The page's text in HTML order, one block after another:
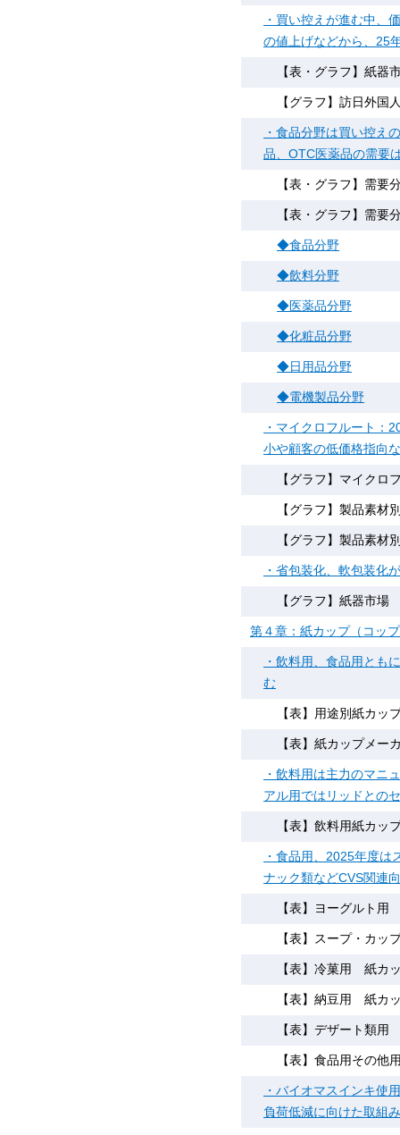
・買い控えが進む中、
の値上げなどから、25
【表・グラフ】紙器
【グラフ】訪日外国
・食品分野は買い控え
品、OTC医薬品の需要
【表・グラフ】需要
【表・グラフ】需要
◆食品分野
◆飲料分野
◆医薬品分野
◆化粧品分野
◆日用品分野
◆電機製品分野
・マイクロフルート：
小や顧客の低価格指向
【グラフ】マイク
【グラフ】製品素材
【グラフ】製品素材
・省包装化、軟包装化
【グラフ】紙器市
第４章：紙カップ（コッ
・飲料用、食品用とも
む
【表】用途別紙カッ
【表】紙カップメー
・飲料用は主力のマニ
アル用ではリッドとの
【表】飲料用紙カッ
・食品用、2025年度
ナック類などCVS関連
【表】ヨーグルト
【表】スープ・カ
【表】冷菓用 紙カ
【表】納豆用 紙カ
【表】デザート類
【表】食品用その
・バイオマスインキ使
負荷低減に向けた取組